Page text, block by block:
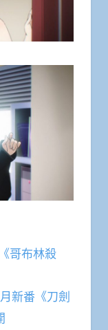
哥布林殺
新番《刀劍